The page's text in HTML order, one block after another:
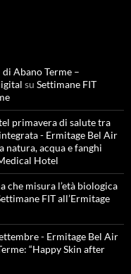
Abano Terme –
su Settimane FIT
primavera di salute tra
- Ermitage Bel Air
natura, acqua e fanghi
Hotel
che misura l’età biologica
FIT all’Ermitage
- Ermitage Bel Air
“Happy Skin after